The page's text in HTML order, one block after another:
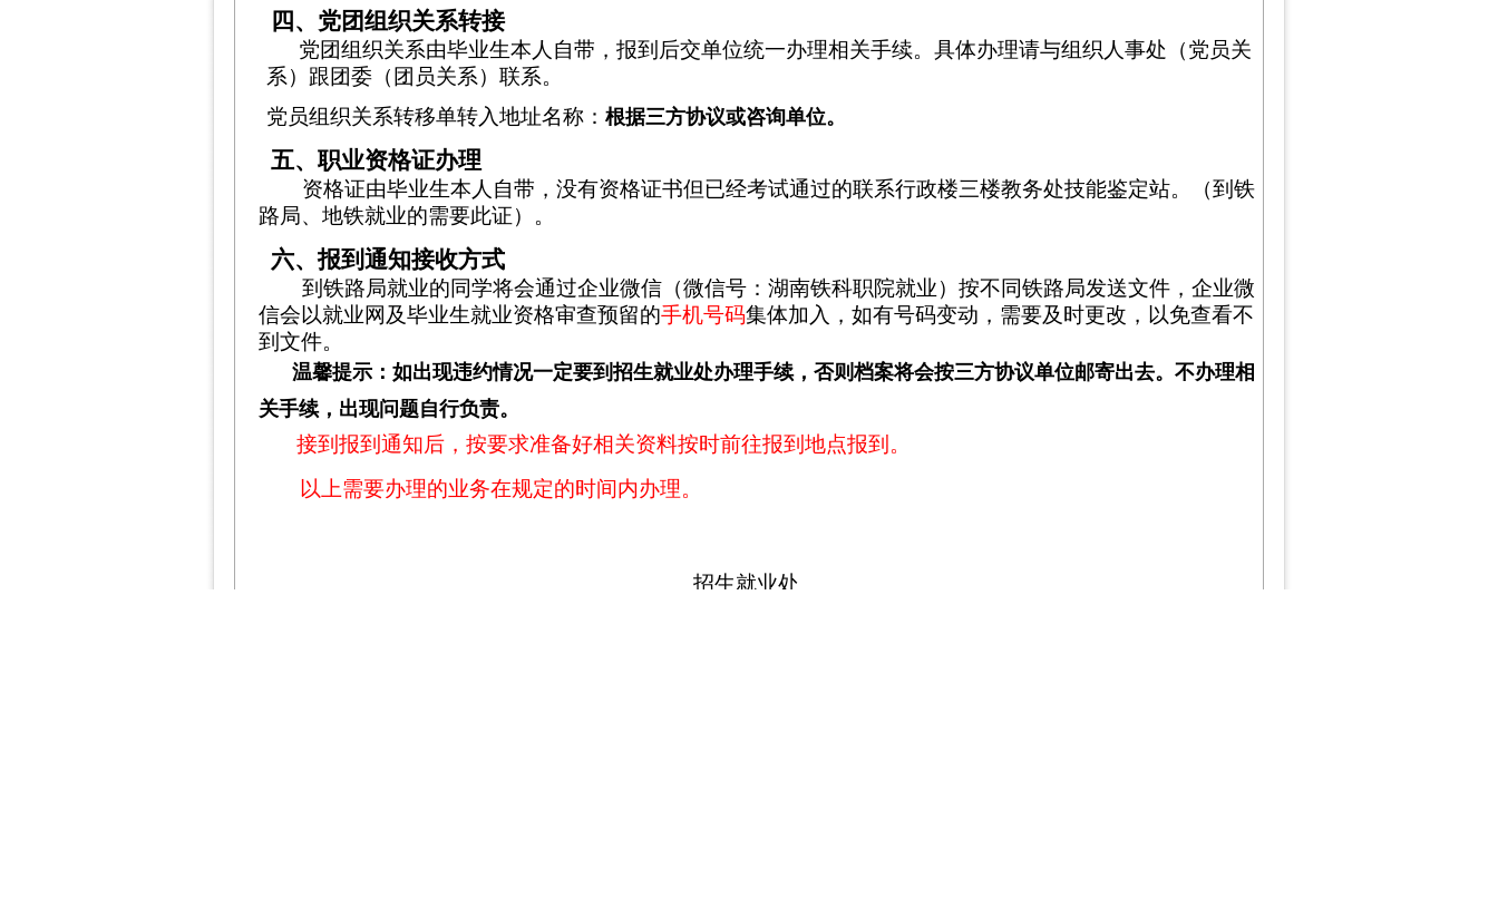
四、党团组织关系转接
党团组织关系由毕业生本人自带，报到后交单位统一办理相关手续。具体办理请与组织人事处（党员关
系）跟团委（团员关系）联系。
党员组织关系转移单转入地址名称：根据三方协议或咨询单位。
五、职业资格证办理
资格证由毕业生本人自带，没有资格证书但已经考试通过的联系行政楼三楼教务处技能鉴定站。（到铁
路局、地铁就业的需要此证）。
六、报到通知接收方式
到铁路局就业的同学将会通过企业微信（微信号：湖南铁科职院就业）按不同铁路局发送文件，企业微
信会以就业网及毕业生就业资格审查预留的手机号码集体加入，如有号码变动，需要及时更改，以免查看不
到文件。
温馨提示：如出现违约情况一定要到招生就业处办理手续，否则档案将会按三方协议单位邮寄出去。不办理相
关手续，出现问题自行负责。
接到报到通知后，按要求准备好相关资料按时前往报到地点报到。
以上需要办理的业务在规定的时间内办理。
招生就业处